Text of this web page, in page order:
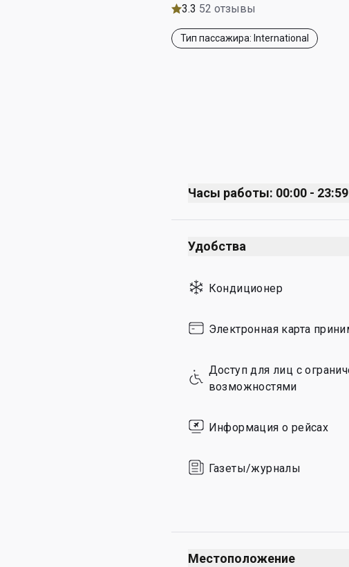
3.3 52 отзывы
Тип пассажира: International
Часы работы: 00:00 - 23:59
Monday
Tuesday
Thursday
Friday
Sunday
Удобства
Кондиционер
Электронная карта
Доступ для лиц с
возможностями
Информация о рейсах
Газеты/журналы
Местоположение